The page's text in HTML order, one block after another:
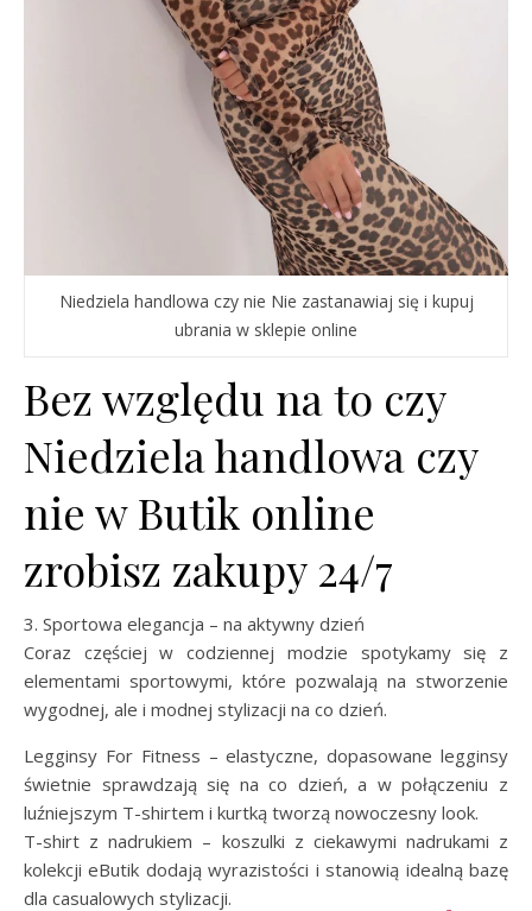
Niedziela handlowa czy nie Nie zastanawiaj się i kupuj
ubrania w sklepie online
Bez względu na to czy
Niedziela handlowa czy
nie w Butik online
zrobisz zakupy 24/7
3. Sportowa elegancja – na aktywny dzień
Coraz częściej w codziennej modzie spotykamy się z
elementami sportowymi, które pozwalają na stworzenie
wygodnej, ale i modnej stylizacji na co dzień.
Legginsy For Fitness – elastyczne, dopasowane legginsy
świetnie sprawdzają się na co dzień, a w połączeniu z
luźniejszym T-shirtem i kurtką tworzą nowoczesny look.
T-shirt z nadrukiem – koszulki z ciekawymi nadrukami z
kolekcji eButik dodają wyrazistości i stanowią idealną bazę
dla casualowych stylizacji.